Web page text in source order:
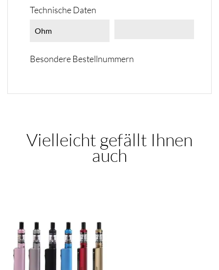
Technische Daten
Ohm
Besondere Bestellnummern
Vielleicht gefällt Ihnen
auch